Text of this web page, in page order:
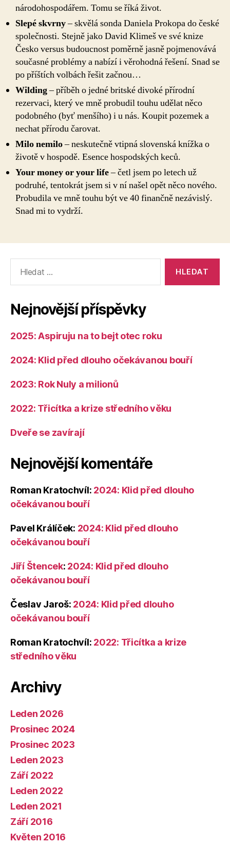
národohospodářem. Tomu se říká život.
Slepé skvrny– skvělá sonda Daniela Prokopa do české
společnosti. Stejně jako David Klimeš ve své knize
Česko versus budoucnost poměrně jasně pojmenovává
současné problémy a nabízí i věrohodná řešení. Snad se
po příštích volbách řešit začnou…
Wilding– příběh o jedné britské divoké přírodní
rezervaci, který ve mně probudil touhu udělat něco
podobného (byť menšího) i u nás. Koupit pozemek a
nechat přírodu čarovat.
Milo nemilo– neskutečně vtipná slovenská knížka o
životě v hospodě. Esence hospodských keců.
Your money or your life– četl jsem po letech už
podruhé, tentokrát jsem si v ní našel opět něco nového.
Probudila ve mně touhu být ve 40 finančně nezávislý.
Snad mi to vydrží.
vyhledávání:
Nejnovější příspěvky
2025: Aspiruju na to bejt otec roku
2024: Klid před dlouho očekávanou bouří
2023: Rok Nuly a milionů
2022: Třicítka a krize středního věku
Dveře se zavírají
Nejnovější komentáře
Roman Kratochvíl: 2024: Klid před dlouho
očekávanou bouří
Pavel Králíček: 2024: Klid před dlouho
očekávanou bouří
Jiří Štencek: 2024: Klid před dlouho
očekávanou bouří
Česlav Jaroš: 2024: Klid před dlouho
očekávanou bouří
Roman Kratochvíl: 2022: Třicítka a krize
středního věku
Archivy
Leden 2026
Prosinec 2024
Prosinec 2023
Leden 2023
Září 2022
Leden 2022
Leden 2021
Září 2016
Květen 2016